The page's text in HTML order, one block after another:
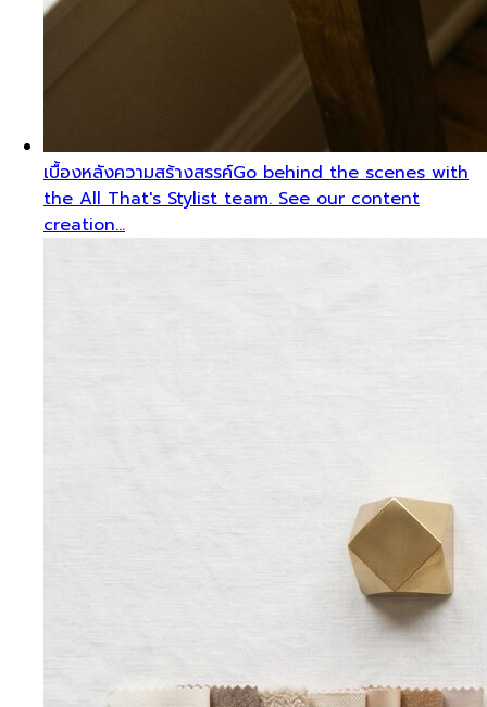
เบื้องหลังความสร้างสรรค์Go behind the scenes with
the All That's Stylist team. See our content
creation…